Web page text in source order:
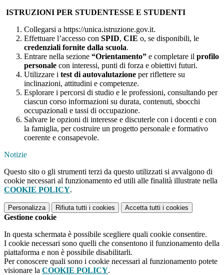
ISTRUZIONI PER STUDENTESSE E STUDENTI
Collegarsi a https://unica.istruzione.gov.it.
Effettuare l’accesso con SPID, CIE o, se disponibili, le
credenziali fornite dalla scuola.
Entrare nella sezione “Orientamento” e completare il profilo
personale con interessi, punti di forza e obiettivi futuri.
Utilizzare i test di autovalutazione per riflettere su
inclinazioni, attitudini e competenze.
Esplorare i percorsi di studio e le professioni, consultando per
ciascun corso informazioni su durata, contenuti, sbocchi
occupazionali e tassi di occupazione.
Salvare le opzioni di interesse e discuterle con i docenti e con
la famiglia, per costruire un progetto personale e formativo
coerente e consapevole.
Notizie
Questo sito o gli strumenti terzi da questo utilizzati si avvalgono di
cookie necessari al funzionamento ed utili alle finalità illustrate nella
COOKIE POLICY.
Personalizza Rifiuta tutti i cookies Accetta tutti i cookies
Gestione cookie
In questa schermata è possibile scegliere quali cookie consentire.
I cookie necessari sono quelli che consentono il funzionamento della
piattaforma e non è possibile disabilitarli.
Per conoscere quali sono i cookie necessari al funzionamento potete
visionare la COOKIE POLICY.